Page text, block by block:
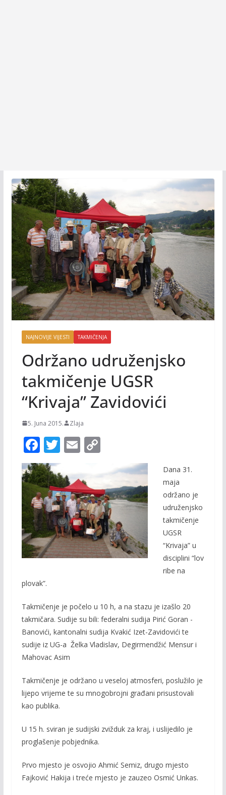
NAJNOVIJE VIJESTI TAKMIČENJA
Održano udruženjsko
takmičenje UGSR
“Krivaja” Zavidovići
5. Juna 2015. Zlaja
F
ac
e
b
o
o
k
T
w
itt
er
E
ai
l
C
p
y
Li
n
k
Dana 31.
maja
održano je
udruženjsko
takmičenje
UGSR
“Krivaja” u
disciplini “lov
ribe na
plovak”.
Takmičenje je počelo u 10 h, a na stazu je izašlo 20
takmičara. Sudije su bili: federalni sudija Pirić Goran -
Banovići, kantonalni sudija Kvakić Izet-Zavidovići te
sudije iz UG-a Želka Vladislav, Degirmendžić Mensur i
Mahovac Asim
Takmičenje je održano u veseloj atmosferi, poslužilo je
lijepo vrijeme te su mnogobrojni građani prisustovali
kao publika.
U 15 h. sviran je sudijski zvižduk za kraj, i uslijedilo je
proglašenje pobjednika.
Prvo mjesto je osvojio Ahmić Semiz, drugo mjesto
Fajković Hakija i treće mjesto je zauzeo Osmić Unkas.